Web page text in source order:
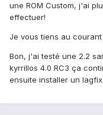
une ROM Custom, j'ai
effectuer!
Je vous tiens au
Bon, j'ai testé une 2.2
kyrrillos 4.0 RC3 ça
ensuite installer un